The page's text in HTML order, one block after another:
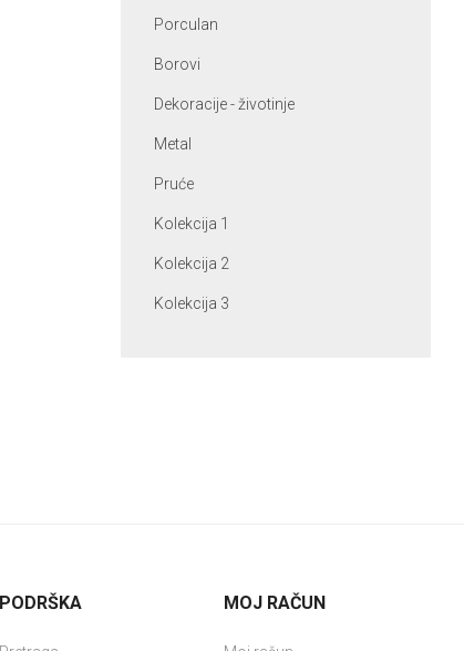
Porculan
Borovi
Dekoracije - životinje
Metal
Pruće
Kolekcija 1
Kolekcija 2
Kolekcija 3
PODRŠKA MOJ RAČUN